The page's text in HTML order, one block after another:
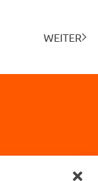
WEITER